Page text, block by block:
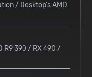
/ Desktop's AMD
R9 390 / RX 490 /